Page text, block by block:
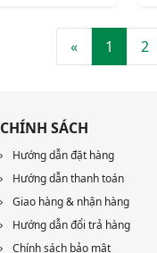
« 1 2
CHÍNH SÁCH
Hướng dẫn đặt hàng
Hướng dẫn thanh toán
Giao hàng & nhận hàng
Hướng dẫn đổi trả hàng
Chính sách bảo mật